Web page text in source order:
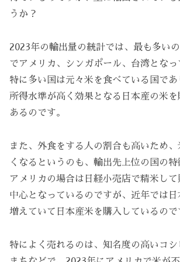
うか？
2023年の輸出量の統計では、最も多い
でアメリカ、シンガポール、台湾となっ
特に多い国は元々米を食べている国で
所得水準が高く効果となる日本産の米
あるのです。
また、外食をする人の割合も高いため
くなるというのも、輸出先上位の国の特
アメリカの場合は日経小売店で精米し
中心となっているのですが、近年では
増えていて日本産米を購入しているので
特によく売れるのは、知名度の高いコシ